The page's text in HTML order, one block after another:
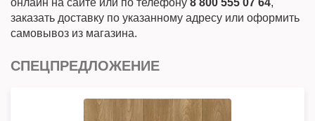
онлайн на сайте или по телефону 8 800 555 07 64,
заказать доставку по указанному адресу или оформить
самовывоз из магазина.
СПЕЦПРЕДЛОЖЕНИЕ